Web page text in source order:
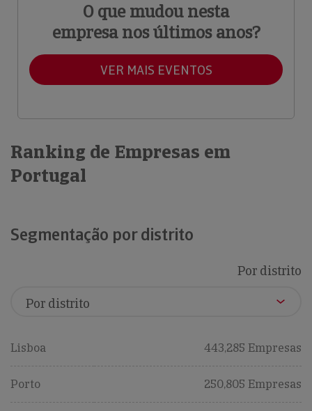
O que mudou nesta
empresa nos últimos anos?
VER MAIS EVENTOS
Ranking de Empresas em
Portugal
Segmentação por distrito
Por distrito
Lisboa 443,285 Empresas
Porto 250,805 Empresas